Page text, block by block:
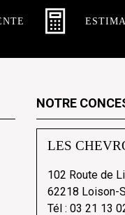
NOTRE
LES
102 Route de
62218 Loison-
Tél :03 21 13